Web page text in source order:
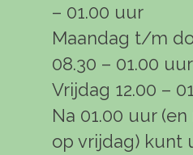
– 01.00 uur
Maandag t/m
08.30 – 01.00 uur
Vrijdag 12.00 –
Na 01.00 uur
op vrijdag) kunt